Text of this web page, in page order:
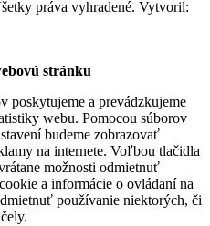
práva vyhradené. Vytvoril:
stránku
poskytujeme a prevádzkujeme
webu. Pomocou súborov
budeme zobrazovať
na internete. Voľbou tlačidla
možnosti odmietnuť
a informácie o ovládaní na
používanie niektorých, či